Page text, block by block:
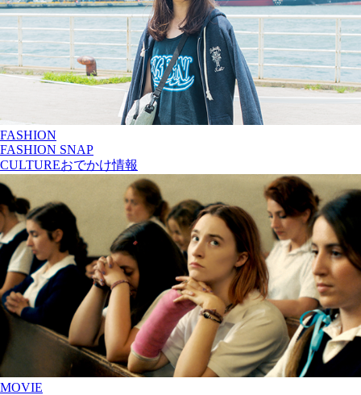
FASHION
FASHION SNAP
CULTUREおでかけ情報
MOVIE